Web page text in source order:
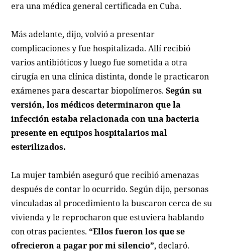
era una médica general certificada en Cuba.
Más adelante, dijo, volvió a presentar
complicaciones y fue hospitalizada. Allí recibió
varios antibióticos y luego fue sometida a otra
cirugía en una clínica distinta, donde le practicaron
exámenes para descartar biopolímeros.Según su
versión, los médicos determinaron que la
infección estaba relacionada con una bacteria
presente en equipos hospitalarios mal
esterilizados.
La mujer también aseguró que recibió amenazas
después de contar lo ocurrido. Según dijo, personas
vinculadas al procedimiento la buscaron cerca de su
vivienda y le reprocharon que estuviera hablando
con otras pacientes. “Ellos fueron los que se
ofrecieron a pagar por mi silencio”, declaró.